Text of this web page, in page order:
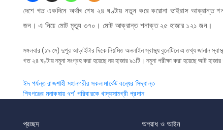
দেশে গত একদিনে অর্থাৎ শেষ ২৪ ঘণ্টায় নতুন করে করোনা ভাইরাস
জন। এ নিয়ে মোট মৃত্যু ৩৭০। মোট আক্রান্ত শনাক্ত ২৫ হাজার ১২১ জন।
মঙ্গলবার (১৯ মে) দুপুর আড়াইটার দিকে নিয়মিত অনলাইন স্বাস্থ্য বুলেটিনে এ তথ্য জানান
গত ২৪ ঘণ্টায় নমুনা সংগ্রহ করা হয়েছে নয় হাজার ৯১টি। নমুনা পরীক্ষা করা হয়েছে আট
Post
navigation
ঈদ পর্যন্ত রাজশাহী মহানগরীর সকল মার্কেট বন্ধের সিদ্ধান্ত
শিবগঞ্জের মনাকষায় ৭শ’ পরিবারকে খাদ্যসামগ্রী প্রদান
প্রচ্ছদ অপরাধ ও আইন